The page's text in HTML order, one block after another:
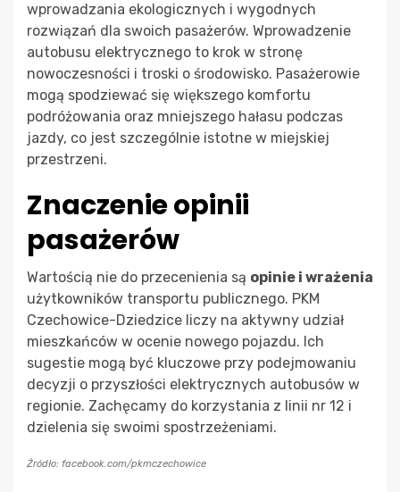
wprowadzania ekologicznych i wygodnych
rozwiązań dla swoich pasażerów. Wprowadzenie
autobusu elektrycznego to krok w stronę
nowoczesności i troski o środowisko. Pasażerowie
mogą spodziewać się większego komfortu
podróżowania oraz mniejszego hałasu podczas
jazdy, co jest szczególnie istotne w miejskiej
przestrzeni.
Znaczenie opinii
pasażerów
Wartością nie do przecenienia są opinie i wrażenia
użytkowników transportu publicznego. PKM
Czechowice-Dziedzice liczy na aktywny udział
mieszkańców w ocenie nowego pojazdu. Ich
sugestie mogą być kluczowe przy podejmowaniu
decyzji o przyszłości elektrycznych autobusów w
regionie. Zachęcamy do korzystania z linii nr 12 i
dzielenia się swoimi spostrzeżeniami.
Źródło: facebook.com/pkmczechowice